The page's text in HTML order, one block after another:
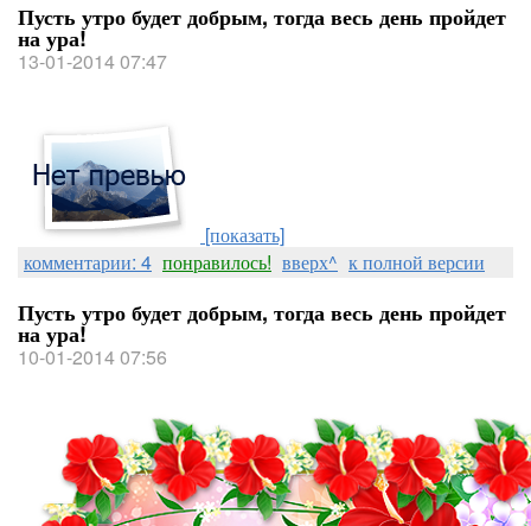
Пусть утро будет добрым, тогда весь день пройдет
на ура!
13-01-2014 07:47
[показать]
комментарии: 4 понравилось! вверх^ к полной версии
Пусть утро будет добрым, тогда весь день пройдет
на ура!
10-01-2014 07:56